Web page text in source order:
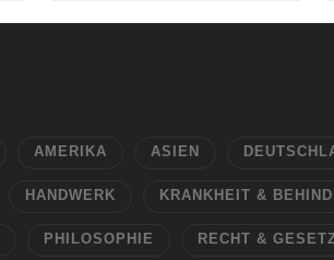
AMERIKA ASIEN
HANDWERK KRANKHEIT &
PHILOSOPHIE RECHT &